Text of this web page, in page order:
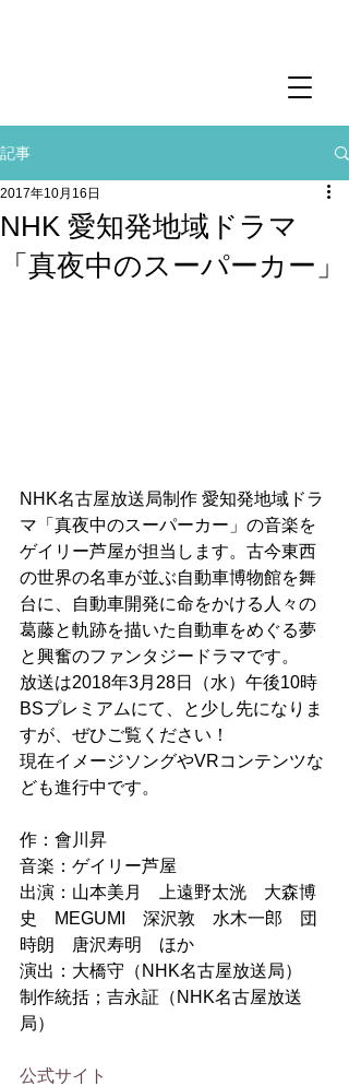
記事
NHK 愛知発地域ドラマ
「真夜中のスーパーカー」
2017年10月16日
NHK名古屋放送局制作 愛知発地域ドラ
マ「真夜中のスーパーカー」の音楽を
ゲイリー芦屋が担当します。古今東西
の世界の名車が並ぶ自動車博物館を舞
台に、自動車開発に命をかける人々の
葛藤と軌跡を描いた自動車をめぐる夢
と興奮のファンタジードラマです。
放送は2018年3月28日（水）午後10時
BSプレミアムにて、と少し先になりま
すが、ぜひご覧ください！
現在イメージソングやVRコンテンツな
ども進行中です。
作：會川昇
音楽：ゲイリー芦屋
出演：山本美月　上遠野太洸　大森博
史　MEGUMI　深沢敦　水木一郎　団
時朗　唐沢寿明　ほか
演出：大橋守（NHK名古屋放送局）
制作統括；吉永証（NHK名古屋放送
局）
公式サイト